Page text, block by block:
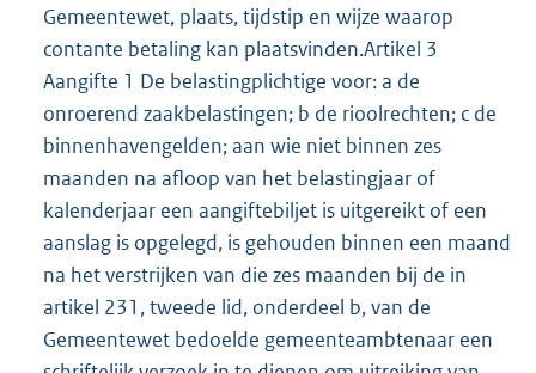
Gemeentewet, plaats, tijdstip en wijze waarop
contante betaling kan plaatsvinden.Artikel 3
Aangifte 1 De belastingplichtige voor: a de
onroerend zaakbelastingen; b de rioolrechten; c de
binnenhavengelden; aan wie niet binnen zes
maanden na afloop van het belastingjaar of
kalenderjaar een aangiftebiljet is uitgereikt of een
aanslag is opgelegd, is gehouden binnen een maand
na het verstrijken van die zes maanden bij de in
artikel 231, tweede lid, onderdeel b, van de
Gemeentewet bedoelde gemeenteambtenaar een